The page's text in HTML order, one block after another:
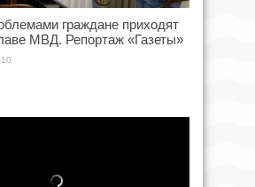
граждане приходят
МВД. Репортаж «Газеты»